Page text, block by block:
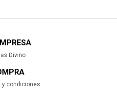
Divino
y condiciones